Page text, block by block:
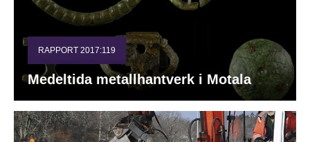
RAPPORT 2017:119
Medeltida metallhantverk i Motala